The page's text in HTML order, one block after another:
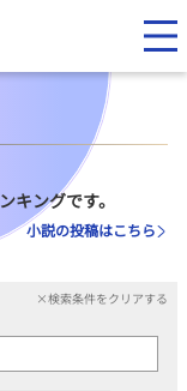
キングです。
小説の投稿はこちら
×検索条件をクリアする